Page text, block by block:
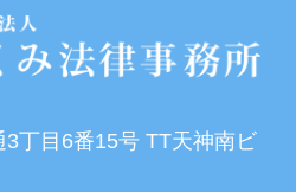
丁目6番15号 TT天神南ビ